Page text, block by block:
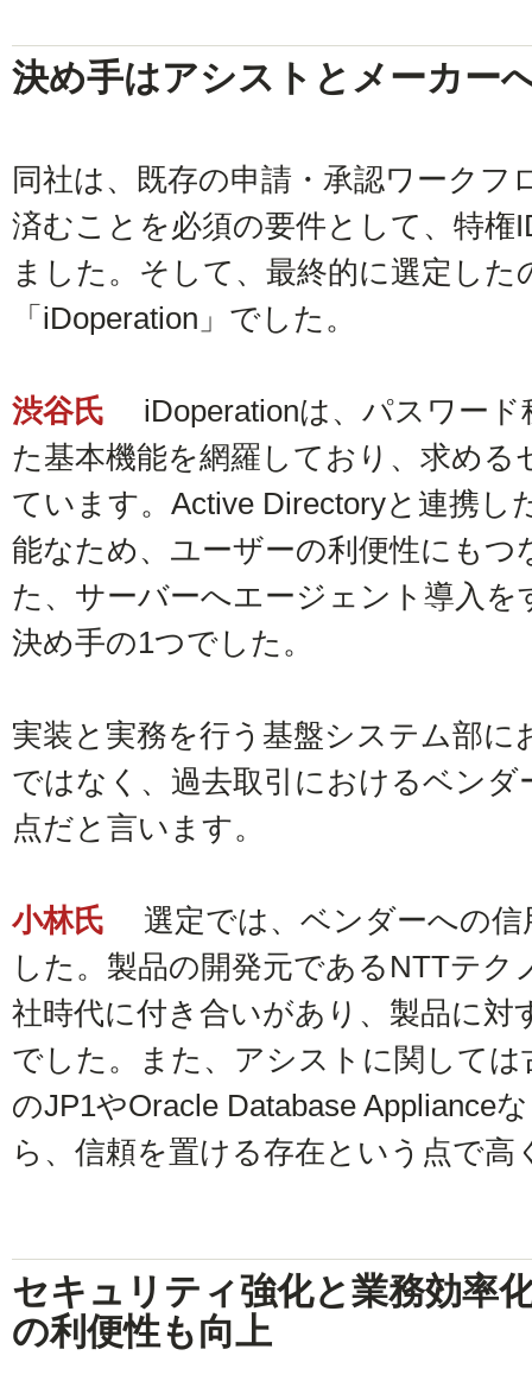
決め手はアシストとメーカー
同社は、既存の申請・承認ワークフ
済むことを必須の要件として、特権
ました。そして、最終的に選定し
「iDoperation」でした。
渋谷氏
iDoperationは、パスワード
た基本機能を網羅しており、求め
ています。Active Directoryと連携
能なため、ユーザーの利便性にも
た、サーバーへエージェント導入
決め手の1つでした。
実装と実務を行う基盤システム部に
ではなく、過去取引におけるベン
点だと言います。
小林氏
選定では、ベンダーへの信
した。製品の開発元であるNTTテ
社時代に付き合いがあり、製品に対
でした。また、アシストに関して
のJP1やOracle Database Appliance
ら、信頼を置ける存在という点で高
セキュリティ強化と業務効率
の利便性も向上